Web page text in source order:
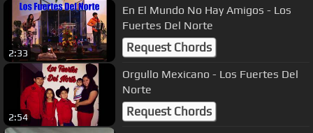
2:33
En El Mundo No Hay Amigos - Los
Fuertes Del Norte
Request Chords
2:54
Orgullo Mexicano - Los Fuertes Del
Norte
Request Chords